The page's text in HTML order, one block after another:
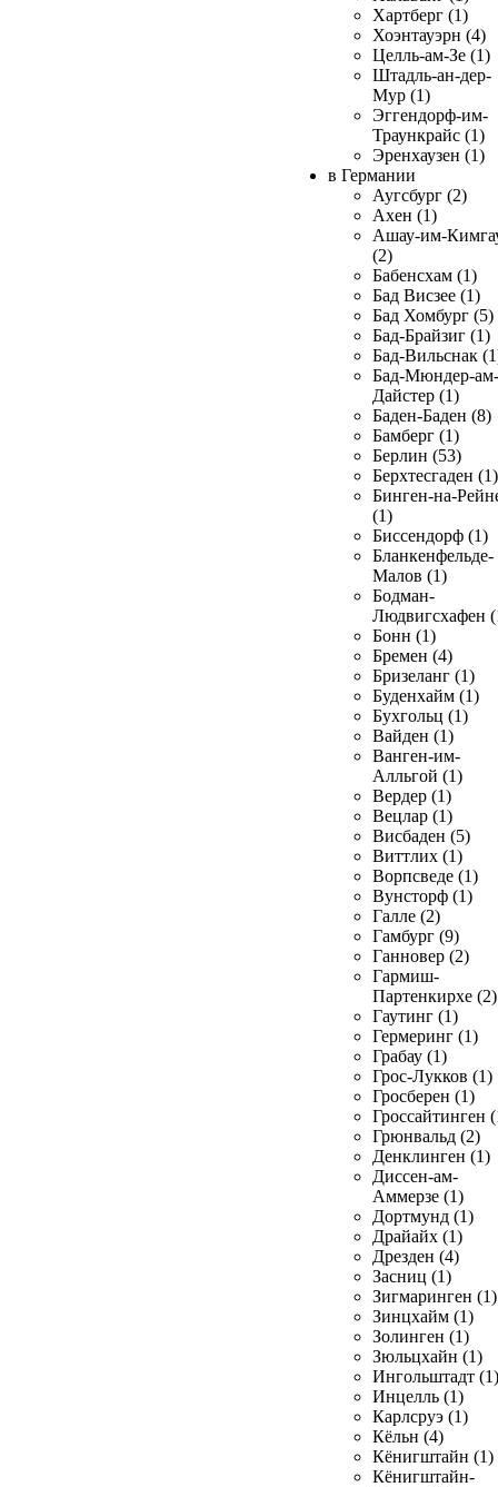
Хартберг (1)
Хоэнтауэрн (4)
Целль-ам-Зе (1)
Штадль-ан-дер-
Мур (1)
Эггендорф-им-
Траункрайс (1)
Эренхаузен (1)
в Германии
Аугсбург (2)
Ахен (1)
Ашау-им-
(2)
Бабенсхам (1)
Бад Висзее (1)
Бад Хомбург (5)
Бад-Брайзиг (1)
Бад-Вильснак
Бад-Мюндер-ам-
Дайстер (1)
Баден-Баден (8)
Бамберг (1)
Берлин (53)
Берхтесгаден (1)
Бинген-на-
(1)
Биссендорф (1)
Бланкенфельде-
Малов (1)
Бодман-
Людвигсхафен
Бонн (1)
Бремен (4)
Бризеланг (1)
Буденхайм (1)
Бухгольц (1)
Вайден (1)
Ванген-им-
Алльгой (1)
Вердер (1)
Вецлар (1)
Висбаден (5)
Виттлих (1)
Ворпсведе (1)
Вунсторф (1)
Галле (2)
Гамбург (9)
Ганновер (2)
Гармиш-
Партенкирхе (2)
Гаутинг (1)
Гермеринг (1)
Грабау (1)
Грос-Лукков (1)
Гросберен (1)
Гроссайтинген
Грюнвальд (2)
Денклинген (1)
Диссен-ам-
Аммерзе (1)
Дортмунд (1)
Драйайх (1)
Дрезден (4)
Засниц (1)
Зигмаринген (1)
Зинцхайм (1)
Золинген (1)
Зюльцхайн (1)
Ингольштадт (1)
Инцелль (1)
Карлсруэ (1)
Кёльн (4)
Кёнигштайн (1)
Кёнигштайн-